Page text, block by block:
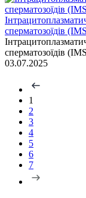
сперматозоїдів
сперматозоїдів
03.07.2025
1
2
3
4
5
6
7